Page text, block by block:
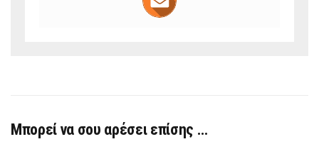
Μπορεί να σου αρέσει επίσης …